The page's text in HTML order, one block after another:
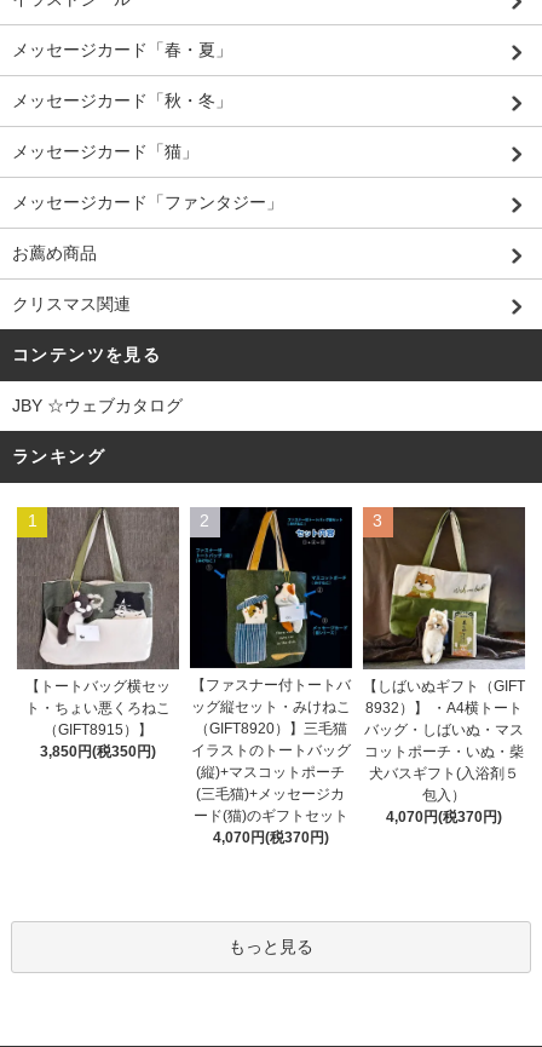
メッセージカード「春・夏」
メッセージカード「秋・冬」
メッセージカード「猫」
メッセージカード「ファンタジー」
お薦め商品
クリスマス関連
コンテンツを見る
JBY ☆ウェブカタログ
ランキング
1
【トートバッグ横セッ
ト・ちょい悪くろねこ
（GIFT8915）】
3,850円(税350円)
2
【ファスナー付トートバ
ッグ縦セット・みけねこ
（GIFT8920）】三毛猫
イラストのトートバッグ
(縦)+マスコットポーチ
(三毛猫)+メッセージカ
ード(猫)のギフトセット
4,070円(税370円)
3
【しばいぬギフト（GIFT
8932）】 ・A4横トート
バッグ・しばいぬ・マス
コットポーチ・いぬ・柴
犬バスギフト(入浴剤５
包入）
4,070円(税370円)
もっと見る